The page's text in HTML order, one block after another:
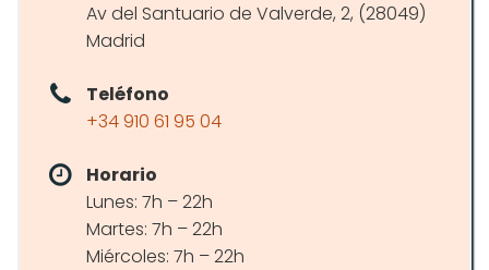
Av del Santuario de Valverde, 2, (28049)
Madrid
Teléfono
+34 910 61 95 04
Horario
Lunes: 7h – 22h
Martes: 7h – 22h
Miércoles: 7h – 22h